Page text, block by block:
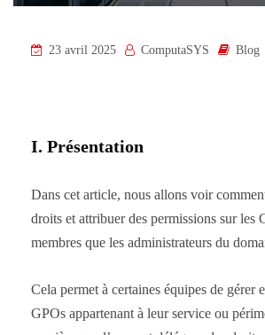
23 avril 2025 ComputaSYS Blog
I. Présentation
Dans cet article, nous allons voir
droits et attribuer des permissions sur les
membres que les administrateurs du
Cela permet à certaines équipes de gérer
GPOs appartenant à leur service ou